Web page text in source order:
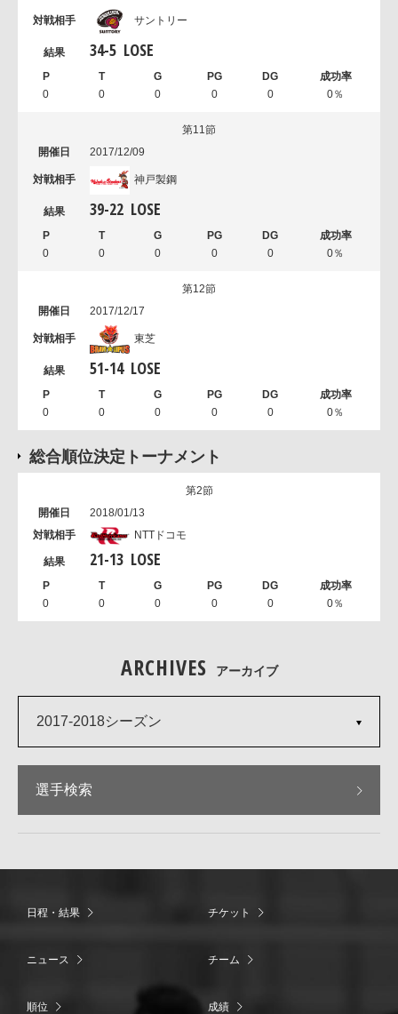
サントリー
34-5 LOSE
0 0 0 0 0 0％
第11節
2017/12/09
神戸製鋼
39-22 LOSE
0 0 0 0 0 0％
第12節
2017/12/17
東芝
51-14 LOSE
0 0 0 0 0 0％
総合順位決定トーナメント
第2節
2018/01/13
NTTドコモ
21-13 LOSE
0 0 0 0 0 0％
ARCHIVES アーカイブ
2017-2018シーズン
選手検索
日程・結果 チケット
ニュース チーム
順位 成績